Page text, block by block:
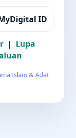
ID
| Lupa
Islam & Adat